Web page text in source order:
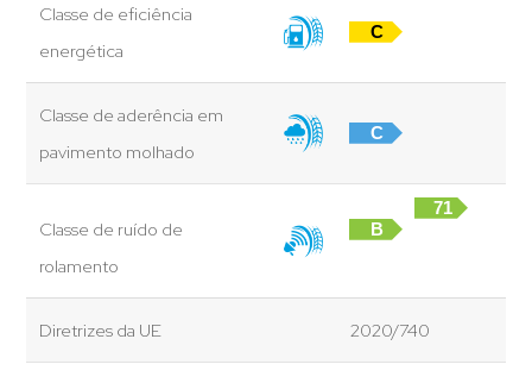
Classe de eficiência
energética
C
Classe de aderência em
pavimento molhado
C
Classe de ruído de
rolamento
B
71
Diretrizes da UE 2020/740